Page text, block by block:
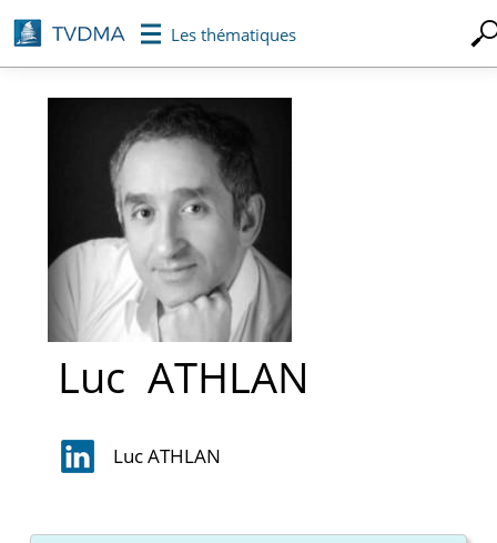
Aller
au
contenu
Les thématiques
LucATHLAN
Luc ATHLAN